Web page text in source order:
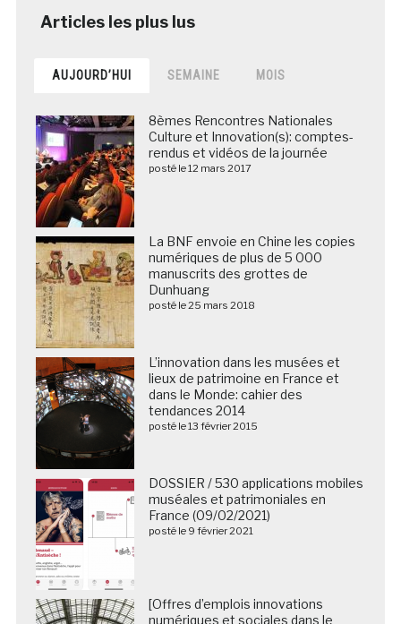
AUJOURD’HUI SEMAINE MOIS
8èmes Rencontres Nationales
Culture et Innovation(s): comptes-
rendus et vidéos de la journée
posté le 12 mars 2017
La BNF envoie en Chine les copies
numériques de plus de 5 000
manuscrits des grottes de
Dunhuang
posté le 25 mars 2018
L’innovation dans les musées et
lieux de patrimoine en France et
dans le Monde: cahier des
tendances 2014
posté le 13 février 2015
DOSSIER / 530 applications mobiles
muséales et patrimoniales en
France (09/02/2021)
posté le 9 février 2021
[Offres d’emplois innovations
numériques et sociales dans le